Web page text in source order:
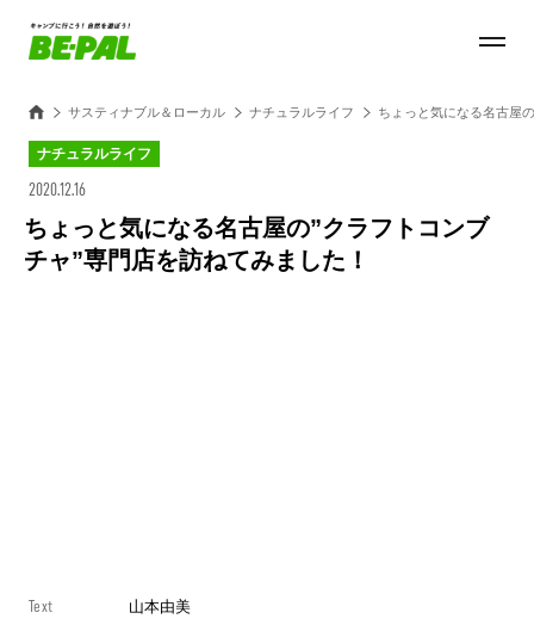
サスティナブル＆ローカル ナチュラルライフ ちょっと気になる名古屋
ナチュラルライフ
2020.12.16
ちょっと気になる名古屋の”クラフトコンブ
チャ”専門店を訪ねてみました！
Text 山本由美